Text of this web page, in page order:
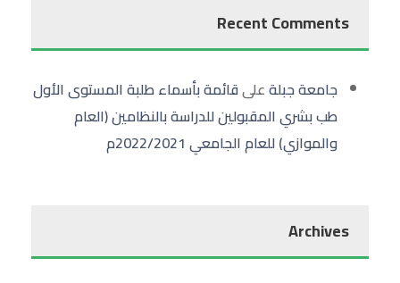
Recent Comments
جامعة جبلةعلىقائمة بأسماء طلبة المستوى الأول
طب بشري المقبولين للدراسة بالنظامين (العام
والموازي) للعام الجامعي 2022/2021م
Archives